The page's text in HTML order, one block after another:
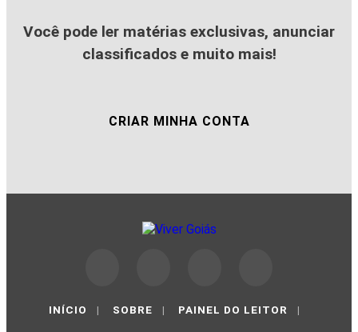
Você pode ler matérias exclusivas, anunciar
classificados e muito mais!
CRIAR MINHA CONTA
INÍCIO | SOBRE | PAINEL DO LEITOR |